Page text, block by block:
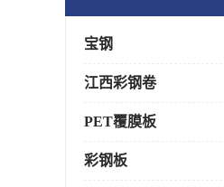
宝钢
江西彩钢卷
PET覆膜板
彩钢板